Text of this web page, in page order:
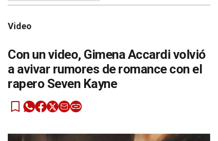
Video
Con un video, Gimena Accardi volvió
a avivar rumores de romance con el
rapero Seven Kayne